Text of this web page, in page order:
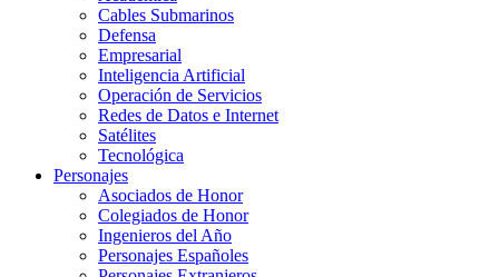
Cables Submarinos
Defensa
Empresarial
Inteligencia Artificial
Operación de Servicios
Redes de Datos e Internet
Satélites
Tecnológica
Personajes
Asociados de Honor
Colegiados de Honor
Ingenieros del Año
Personajes Españoles